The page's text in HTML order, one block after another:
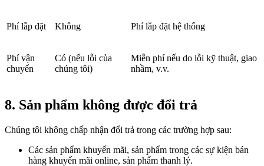
Phí lắp đặt Không Phí lắp đặt hệ thống
Phí vận
chuyển
Có (nếu lỗi của
chúng tôi)
Miễn phí nếu do lỗi kỹ thuật, giao
nhầm, v.v.
8. Sản phẩm không được đổi trả
Chúng tôi không chấp nhận đổi trả trong các trường hợp sau:
Các sản phẩm khuyến mãi, sản phẩm trong các sự kiện bán
hàng khuyến mãi online, sản phẩm thanh lý.